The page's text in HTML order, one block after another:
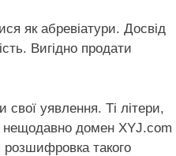
як абревіатури. Досвід
Вигідно продати
уявлення. Ті літери,
нещодавно домен XYJ.com
такого